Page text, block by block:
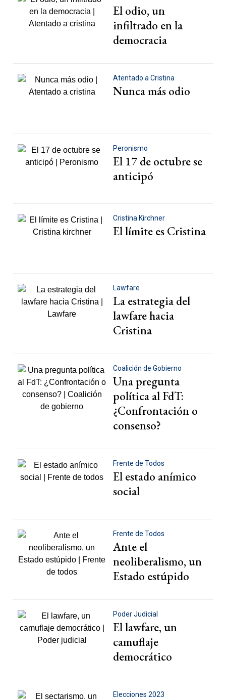
El odio, un
infiltrado en la
democracia
Atentado a Cristina
Nunca más odio
Peronismo
El 17 de octubre se
anticipó
Cristina Kirchner
El límite es Cristina
Lawfare
La estrategia del
lawfare hacia
Cristina
Coalición de Gobierno
Una pregunta
política al FdT:
¿Confrontación o
consenso?
Frente de Todos
El estado anímico
social
Frente de Todos
Ante el
neoliberalismo, un
Estado estúpido
Poder Judicial
El lawfare, un
camuflaje
democrático
Elecciones 2023